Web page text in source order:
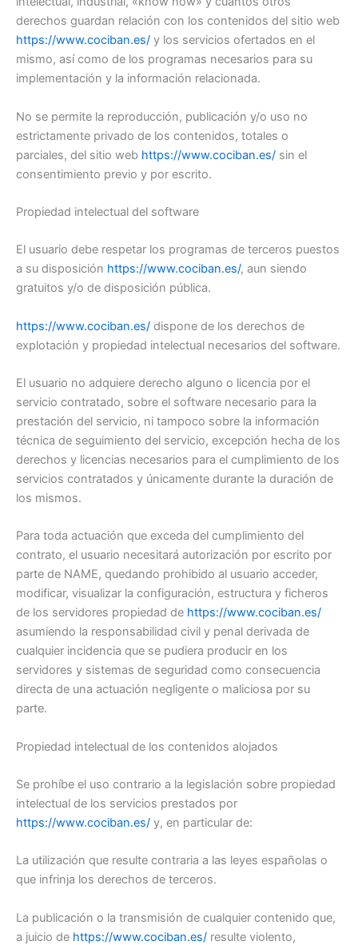
derechos guardan relación con los contenidos del sitio web
https://www.cociban.es/ y los servicios ofertados en el
mismo, así como de los programas necesarios para su
implementación y la información relacionada.
No se permite la reproducción, publicación y/o uso no
estrictamente privado de los contenidos, totales o
parciales, del sitio web https://www.cociban.es/ sin el
consentimiento previo y por escrito.
Propiedad intelectual del software
El usuario debe respetar los programas de terceros puestos
a su disposición https://www.cociban.es/, aun siendo
gratuitos y/o de disposición pública.
https://www.cociban.es/ dispone de los derechos de
explotación y propiedad intelectual necesarios del software.
El usuario no adquiere derecho alguno o licencia por el
servicio contratado, sobre el software necesario para la
prestación del servicio, ni tampoco sobre la información
técnica de seguimiento del servicio, excepción hecha de los
derechos y licencias necesarios para el cumplimiento de los
servicios contratados y únicamente durante la duración de
los mismos.
Para toda actuación que exceda del cumplimiento del
contrato, el usuario necesitará autorización por escrito por
parte de NAME, quedando prohibido al usuario acceder,
modificar, visualizar la configuración, estructura y ficheros
de los servidores propiedad de https://www.cociban.es/
asumiendo la responsabilidad civil y penal derivada de
cualquier incidencia que se pudiera producir en los
servidores y sistemas de seguridad como consecuencia
directa de una actuación negligente o maliciosa por su
parte.
Propiedad intelectual de los contenidos alojados
Se prohíbe el uso contrario a la legislación sobre propiedad
intelectual de los servicios prestados por
https://www.cociban.es/ y, en particular de:
La utilización que resulte contraria a las leyes españolas o
que infrinja los derechos de terceros.
La publicación o la transmisión de cualquier contenido que,
a juicio de https://www.cociban.es/ resulte violento,